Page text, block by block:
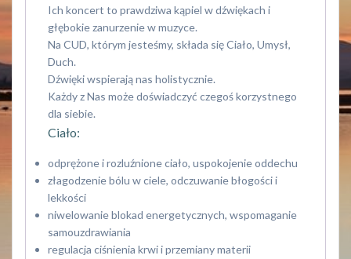
Ich koncert to prawdziwa kąpiel w dźwiękach i
głębokie zanurzenie w muzyce.
Na CUD, którym jesteśmy, składa się Ciało, Umysł,
Duch.
Dźwięki wspierają nas holistycznie.
Każdy z Nas może doświadczyć czegoś korzystnego
dla siebie.
Ciało:
odprężone i rozluźnione ciało, uspokojenie oddechu
złagodzenie bólu w ciele, odczuwanie błogości i
lekkości
niwelowanie blokad energetycznych, wspomaganie
samouzdrawiania
regulacja ciśnienia krwi i przemiany materii